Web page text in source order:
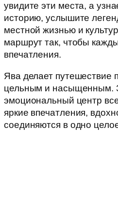
увидите эти места, а
историю, услышите
местной жизнью и
маршрут так, чтобы
впечатления.
Ява делает путешествие
цельным и насыщенным.
эмоциональный центр
яркие впечатления,
соединяются в одно